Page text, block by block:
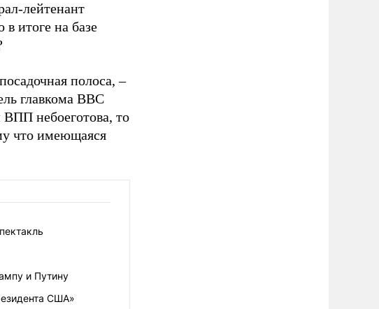
лейтенант
в итоге на базе
полоса, –
главкома ВВС
небоеготова, то
что имеющаяся
и Путину
США»